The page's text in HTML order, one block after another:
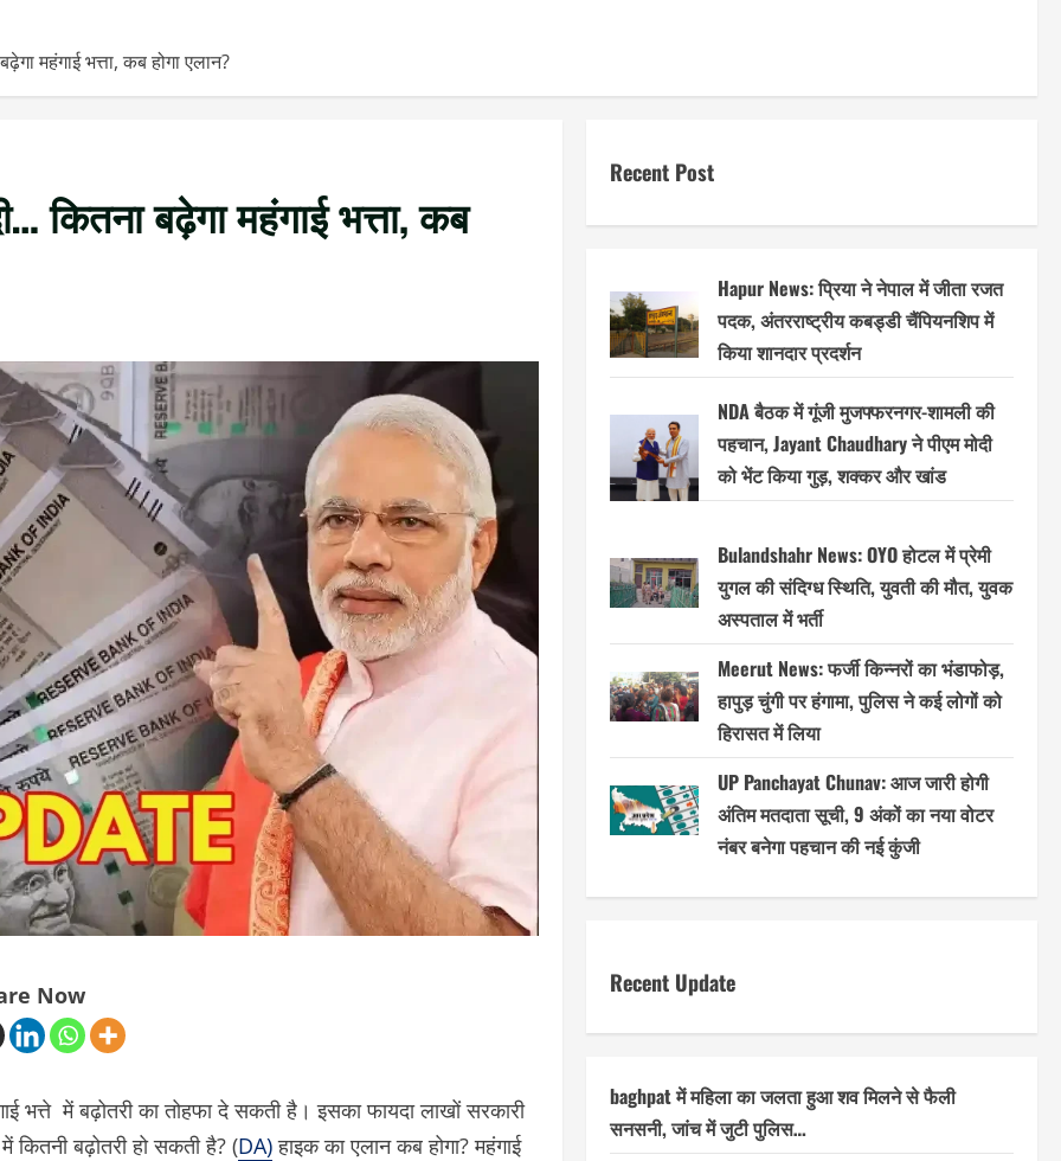
महंगाई भत्ता, कब होगा एलान?
कितना बढ़ेगा महंगाई भत्ता, कब
Now
भत्ते में बढ़ोतरी का तोहफा दे सकती है। इसका फायदा लाखों सरकारी
कितनी बढ़ोतरी हो सकती है? (DA)हाइक का एलान कब होगा? महंगाई
Recent Post
Hapur News: प्रिया ने नेपाल में जीता रजत
पदक, अंतरराष्ट्रीय कबड्डी चैंपियनशिप में
किया शानदार प्रदर्शन
NDA बैठक में गूंजी मुजफ्फरनगर-शामली की
पहचान, Jayant Chaudhary ने पीएम मोदी
को भेंट किया गुड़, शक्कर और खांड
Bulandshahr News: OYO होटल में प्रेमी
युगल की संदिग्ध स्थिति, युवती की मौत, युवक
अस्पताल में भर्ती
Meerut News: फर्जी किन्नरों का भंडाफोड़,
हापुड़ चुंगी पर हंगामा, पुलिस ने कई लोगों को
हिरासत में लिया
UP Panchayat Chunav: आज जारी होगी
अंतिम मतदाता सूची, 9 अंकों का नया वोटर
नंबर बनेगा पहचान की नई कुंजी
Recent Update
baghpat में महिला का जलता हुआ शव मिलने से फैली
सनसनी, जांच में जुटी पुलिस…